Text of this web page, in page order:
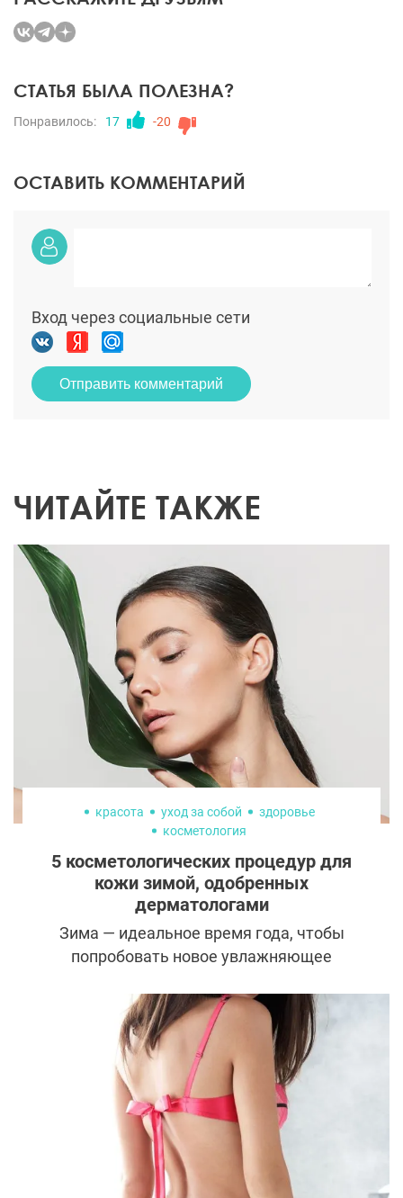
СТАТЬЯ БЫЛА ПОЛЕЗНА?
Понравилось: 17 -20
ОСТАВИТЬ КОММЕНТАРИЙ
Вход через социальные сети
Отправить комментарий
ЧИТАЙТЕ ТАКЖЕ
красота уход за собой
здоровье
косметология
5 косметологических процедур для
кожи зимой, одобренных
дерматологами
Зима — идеальное время года, чтобы
попробовать новое увлажняющее
кожей, которая требует особой заботы в
этот холодный период.